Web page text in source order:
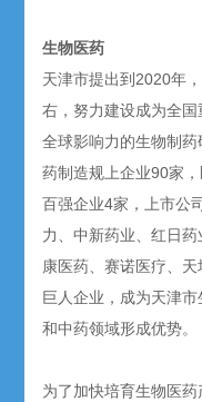
生物医药
天津市提出到2020年
右，努力建设成为全
全球影响力的生物制
药制造规上企业90家
百强企业4家，上市公
力、中新药业、红日
康医药、赛诺医疗、
巨人企业，成为天津
和中药领域形成优势。
为了加快培育生物医